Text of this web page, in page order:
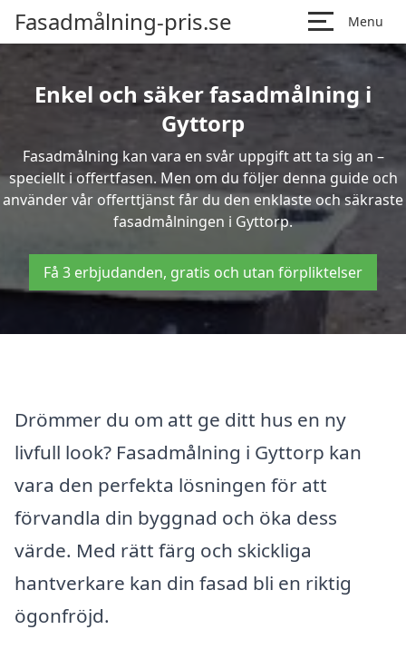
Fasadmålning-pris.se Menu
Enkel och säker fasadmålning i
Gyttorp
Fasadmålning kan vara en svår uppgift att ta sig an –
speciellt i offertfasen. Men om du följer denna guide och
använder vår offerttjänst får du den enklaste och säkraste
fasadmålningen i Gyttorp.
Få 3 erbjudanden, gratis och utan förpliktelser
Drömmer du om att ge ditt hus en ny
livfull look? Fasadmålning i Gyttorp kan
vara den perfekta lösningen för att
förvandla din byggnad och öka dess
värde. Med rätt färg och skickliga
hantverkare kan din fasad bli en riktig
ögonfröjd.